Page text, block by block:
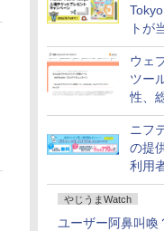
トが
で実
ウェ
ツー
性、
ョン
ニフ
の提
利用
円割
やじうまWatch
ユーザー阿鼻叫喚